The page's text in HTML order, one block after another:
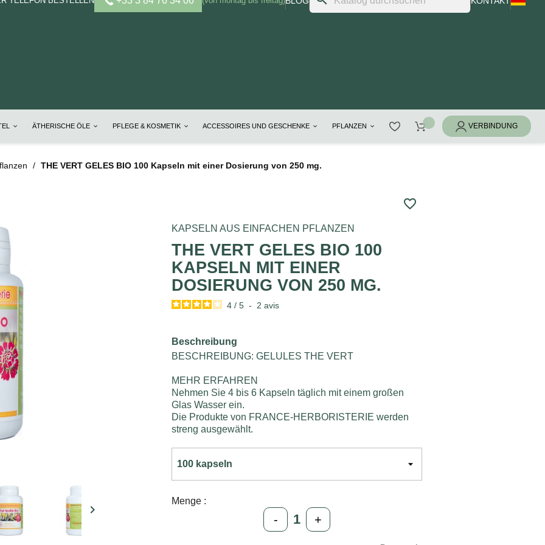
ÄTHERISCHE ÖLE PFLEGE & KOSMETIK ACCESSOIRES UND GESCHENKE PFLANZEN
THE VERT GELES BIO 100 Kapseln mit einer Dosierung von 250 mg.

favorite_border
KAPSELN AUS EINFACHEN PFLANZEN
THE VERT GELES BIO 100
KAPSELN MIT EINER
DOSIERUNG VON 250 MG.
4 / 5 - 2avis
Beschreibung
BESCHREIBUNG: GELULES THE VERT
MEHR ERFAHREN
Nehmen Sie 4 bis 6 Kapseln täglich mit einem großen
Glas Wasser ein.
Die Produkte von FRANCE-HERBORISTERIE werden
streng ausgewählt.
Menge :
- +